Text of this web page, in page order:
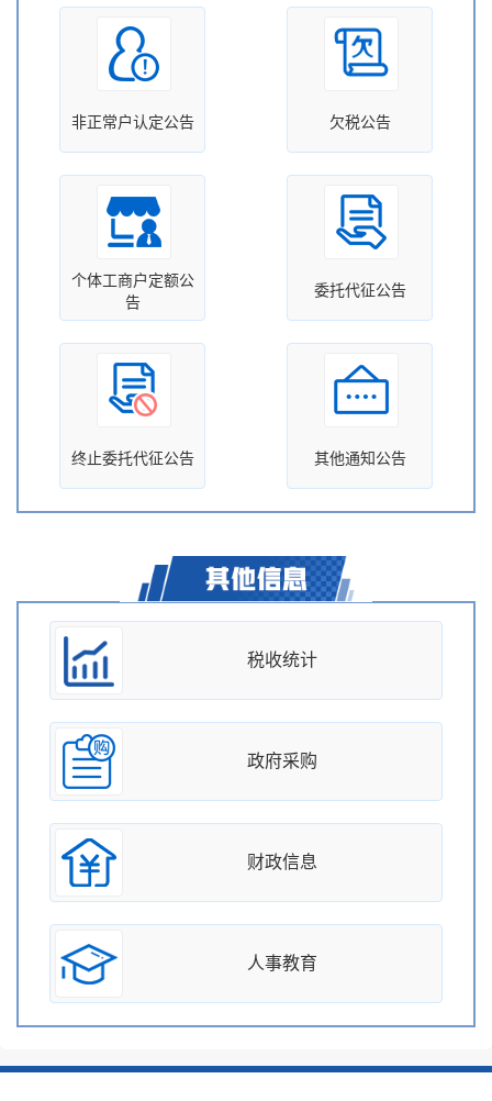
非正常户认定公告 欠税公告
个体工商户定额公
告
委托代征公告
终止委托代征公告 其他通知公告
税收统计
政府采购
财政信息
人事教育